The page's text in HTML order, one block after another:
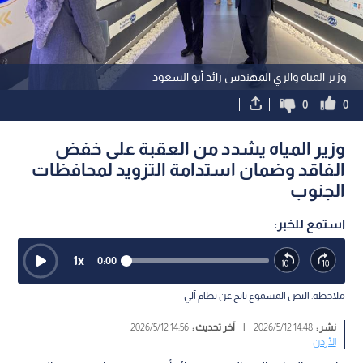
وزير المياه والري المهندس رائد أبو السعود
0
0
وزير المياه يشدد من العقبة على خفض
الفاقد وضمان استدامة التزويد لمحافظات
الجنوب
استمع للخبر:
0:00
1x
ملاحظة: النص المسموع ناتج عن نظام آلي
نشر :14:48 2026/5/12
| آخر تحديث :14:56 2026/5/12
الأردن